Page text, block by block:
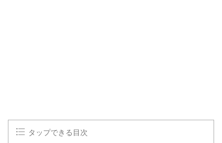
タップできる目次